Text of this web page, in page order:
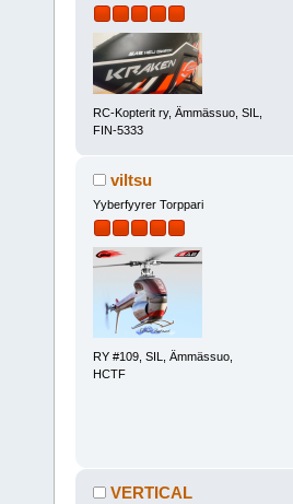
RC-Kopterit ry, Ämmässuo, SIL,
FIN-5333
viltsu
Yyberfyyrer Torppari
RY #109, SIL, Ämmässuo,
HCTF
VERTICAL